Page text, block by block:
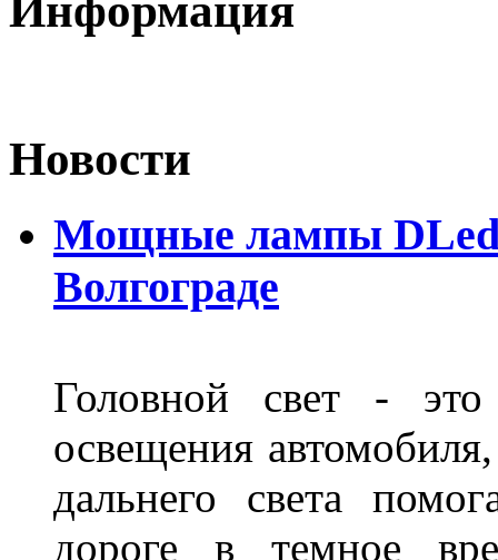
Новости
Мощные лампы DLed
Волгограде
Головной свет -
освещения
дальнего света
дороге в темное